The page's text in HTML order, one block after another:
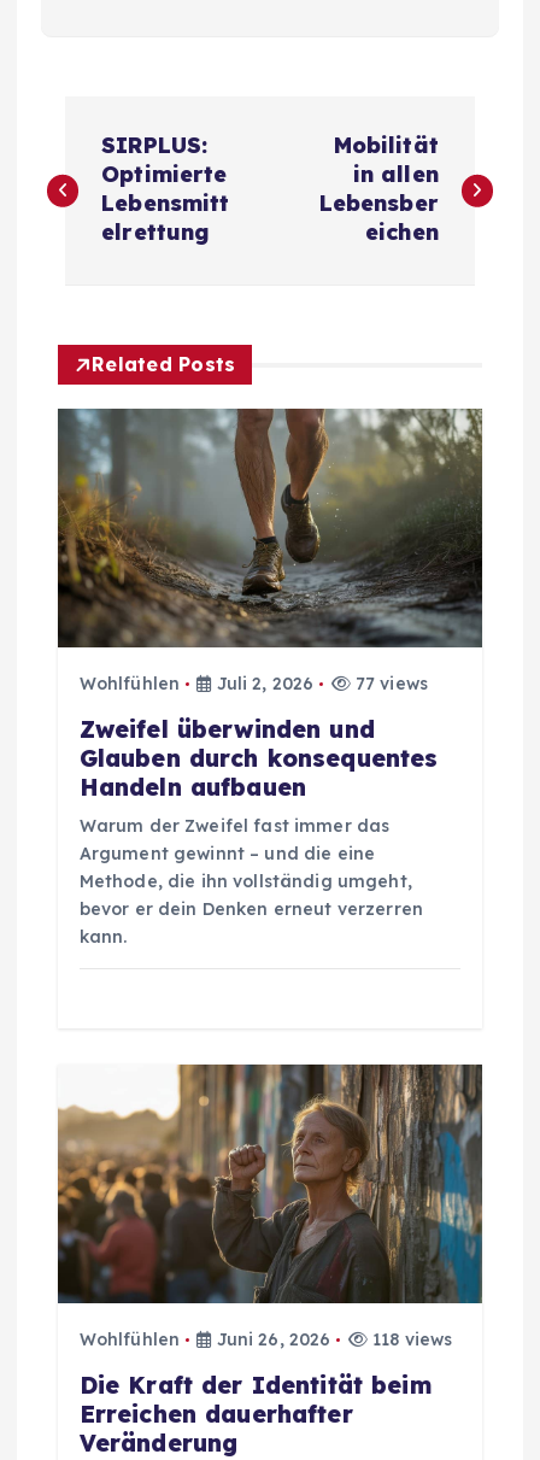
e
r
a
g
s
n
a
n
SIRPLUS:
Optimierte
Lebensmitt
elrettung
Mobilität
in allen
Lebensber
eichen
Related Posts
Wohlfühlen Juli 2, 2026 77 views
Zweifel überwinden und
Glauben durch konsequentes
Handeln aufbauen
Warum der Zweifel fast immer das
Argument gewinnt – und die eine
Methode, die ihn vollständig umgeht,
bevor er dein Denken erneut verzerren
kann.
Wohlfühlen Juni 26, 2026 118 views
Die Kraft der Identität beim
Erreichen dauerhafter
Veränderung